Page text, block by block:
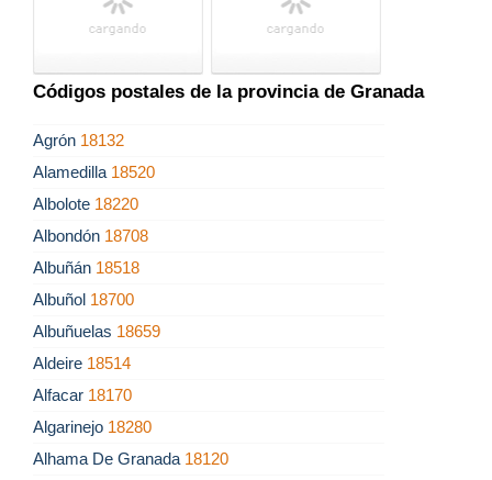
Códigos postales de la provincia de Granada
Agrón 18132
Alamedilla 18520
Albolote 18220
Albondón 18708
Albuñán 18518
Albuñol 18700
Albuñuelas 18659
Aldeire 18514
Alfacar 18170
Algarinejo 18280
Alhama De Granada 18120